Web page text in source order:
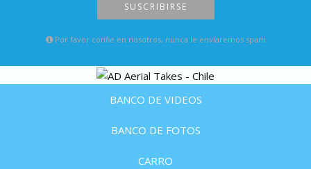
SUSCRIBIRSE
Por favor confie en nosotros, nunca le enviaremos spam
BANCO DE VIDEOS
BANCO DE FOTOS
CARRO